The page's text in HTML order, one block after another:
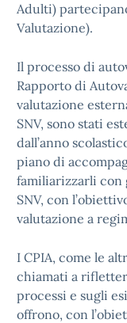
Adulti)
Valutazione).
Il processo di
Rapporto di
valutazione
SNV, sono stati
dall’anno
piano di
familiarizzarli con
SNV, con
valutazione a
I CPIA, come le
chiamati a
processi e sugli
offrono, con